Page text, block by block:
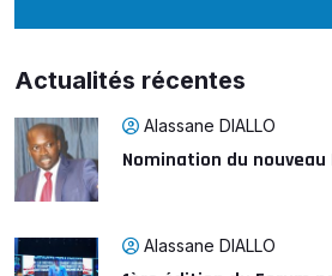
Actualités récentes
Alassane DIALLO
Nomination du
Alassane DIALLO